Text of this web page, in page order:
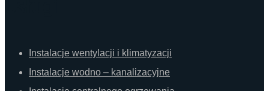
Instalacje wentylacji i klimatyzacji
Instalacje wodno – kanalizacyjne